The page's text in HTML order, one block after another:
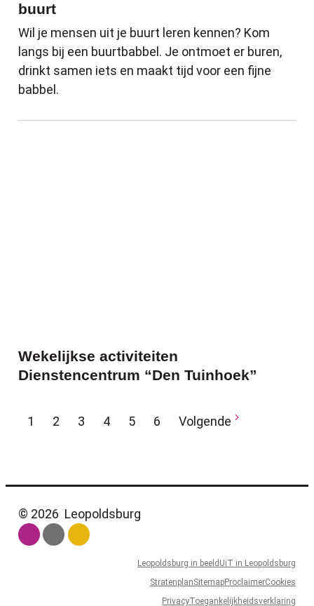
buurt
Wil je mensen uit je buurt leren kennen? Kom
langs bij een buurtbabbel. Je ontmoet er buren,
drinkt samen iets en maakt tijd voor een fijne
babbel.
Wekelijkse activiteiten
Dienstencentrum “Den Tuinhoek”
Huidige pagina, pagina
1 pagina
2 pagina
3 pagina
4 pagina
5 pagina
6 Volgende
© 2026 Leopoldsburg
Leopoldsburg in beeld UiT in Leopoldsburg
StratenplanSitemapProclaimerCookies
PrivacyToegankelijkheidsverklaring